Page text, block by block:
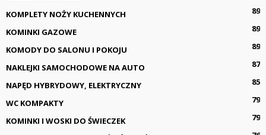
KOMPLETY NOŻY KUCHENNYCH
89
KOMINKI GAZOWE
89
KOMODY DO SALONU I POKOJU
89
NAKLEJKI SAMOCHODOWE NA AUTO
87
NAPĘD HYBRYDOWY, ELEKTRYCZNY
85
WC KOMPAKTY
79
KOMINKI I WOSKI DO ŚWIECZEK
79